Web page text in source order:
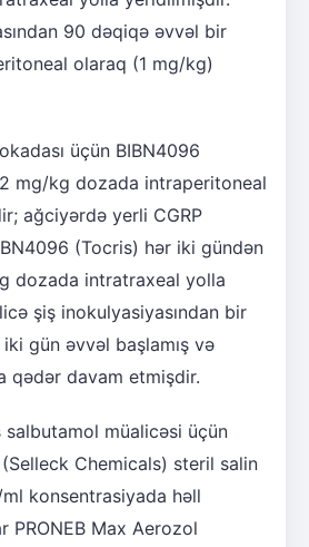
90 dəqiqə əvvəl bir
olaraq (1 mg/kg)
üçün BIBN4096
mg/kg dozada intraperitoneal
ağciyərdə yerli CGRP
(Tocris) hər iki gündən
dozada intratraxeal yolla
şiş inokulyasiyasından bir
gün əvvəl başlamış və
qədər davam etmişdir.
salbutamol müalicəsi üçün
Chemicals) steril salin
konsentrasiyada həll
PRONEB Max Aerozol